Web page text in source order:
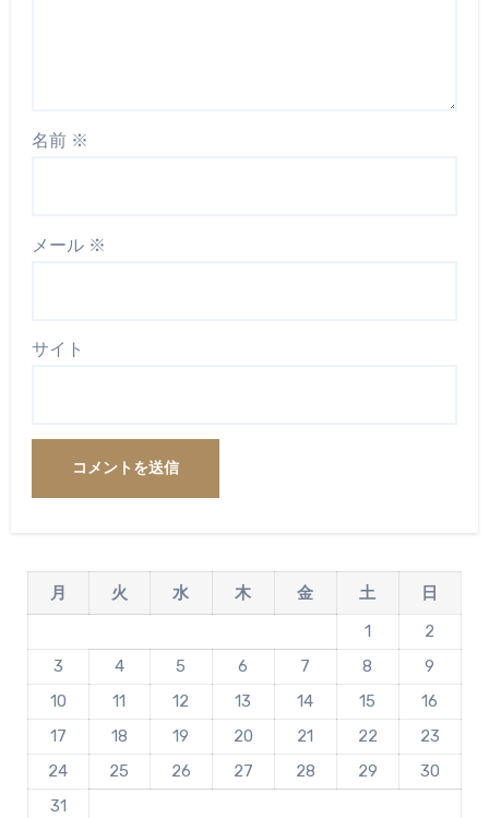
名前 ※
メール ※
サイト
月 火 水 木 金 土
日
1
2
3
4 5 6 7 8
9
10
11 12 13 14 15
16
17
18 19 20 21 22
23
24
25 26 27 28 29
30
31